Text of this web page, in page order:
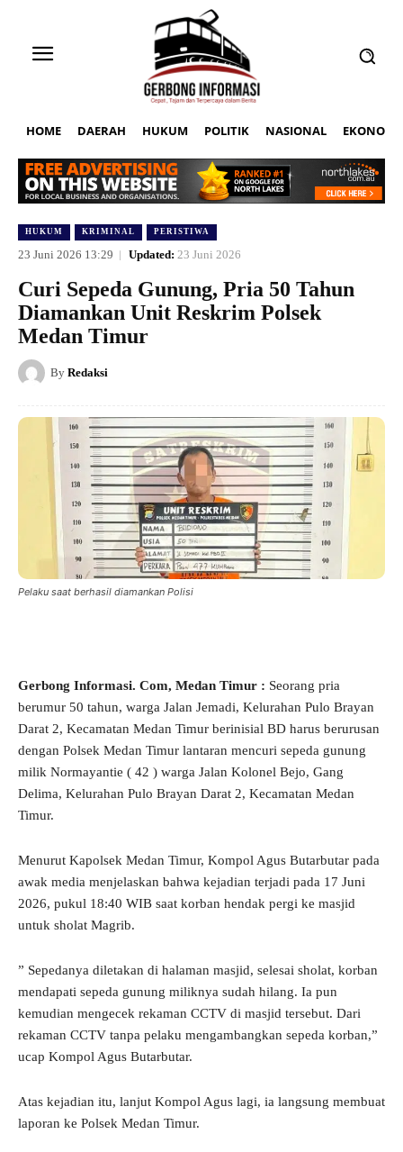
HOME DAERAH HUKUM POLITIK NASIONAL EKONOMI
HUKUM KRIMINAL PERISTIWA
23 Juni 2026 13:29 Updated: 23 Juni 2026
Curi Sepeda Gunung, Pria 50 Tahun
Diamankan Unit Reskrim Polsek
Medan Timur
By Redaksi
Pelaku saat berhasil diamankan Polisi
Gerbong Informasi. Com, Medan Timur : Seorang pria
berumur 50 tahun, warga Jalan Jemadi, Kelurahan Pulo Brayan
Darat 2, Kecamatan Medan Timur berinisial BD harus berurusan
dengan Polsek Medan Timur lantaran mencuri sepeda gunung
milik Normayantie ( 42 ) warga Jalan Kolonel Bejo, Gang
Delima, Kelurahan Pulo Brayan Darat 2, Kecamatan Medan
Timur.
Menurut Kapolsek Medan Timur, Kompol Agus Butarbutar pada
awak media menjelaskan bahwa kejadian terjadi pada 17 Juni
2026, pukul 18:40 WIB saat korban hendak pergi ke masjid
untuk sholat Magrib.
” Sepedanya diletakan di halaman masjid, selesai sholat, korban
mendapati sepeda gunung miliknya sudah hilang. Ia pun
kemudian mengecek rekaman CCTV di masjid tersebut. Dari
rekaman CCTV tanpa pelaku mengambangkan sepeda korban,”
ucap Kompol Agus Butarbutar.
Atas kejadian itu, lanjut Kompol Agus lagi, ia langsung membuat
laporan ke Polsek Medan Timur.